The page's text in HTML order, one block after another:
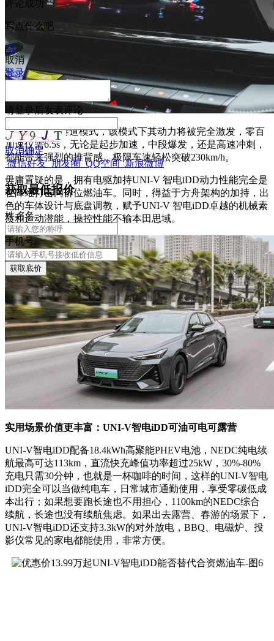
在Super Race赛道模式，该模式下其动力将被完全激发，零百
加速仅需6.5s，无论是起步加速，中段爆发，还是高速冲刺，
都能带来强烈的推背感，极限车速轻松突破230km/h。
毋庸置疑的是，拥有电驱加持UNI-V 智电iDD动力性能完全是
在降维打击同价位燃油车。同时，得益于方舟架构的加持，出
色的车体设计与底盘调教，赋予UNI-V 智电iDD卓越的机械素
质和运动潜能，操控性能不输本田思域。
实用场景价值更丰富：UNI-V智电iDD可油可电可露营
UNI-V智电iDD配备18.4kWh高聚能PHEV电池，NEDC纯电续
航最高可达113km，直流快充峰值功率超过25kW，30%-80%
充电只需30分钟，也就是一杯咖啡的时间，这样的UNI-V智电
iDD完全可以当做纯电车，日常城市通勤使用，享受零碳低成
本出行；如果想要跑长途也不用担心，1100km的NEDC综合
续航，长途也没有续航焦虑。如果出去露营、春游的场景下，
UNI-V智电iDD还支持3.3kW的对外放电，BBQ、电磁炉、投
影仪常见的家电都能使用，非常方便。
评论成功
写点什么吧
75
取消
登录
请 登录 后发表评论
取消确定
微信好友 朋友圈 QQ空间 新浪微博
获取最低报价
姓名名
手机号
获取底价